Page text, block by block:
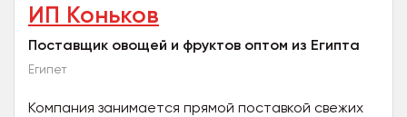
ИП Коньков
Поставщик овощей и фруктов оптом из Египта
Египет
Компания занимается прямой поставкой свежих